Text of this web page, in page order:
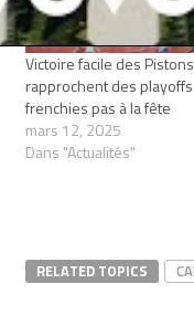
Victoire facile des
rapprochent des playoffs
frenchies pas à la fête
mars 12, 2025
Dans "Actualités"
RELATED TOPICS